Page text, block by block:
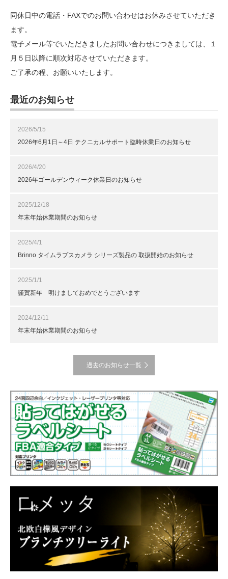
同休日中の電話・FAXでのお問い合わせはお休みさせていただき
ます。
電子メール等でいただきましたお問い合わせにつきましては、１
月５日以降に順次対応させていただきます。
ご了承の程、お願いいたします。
最近のお知らせ
2026/5/15
2026年6月1日～4日 テクニカルサポート臨時休業日のお知らせ
2026/4/20
2026年ゴールデンウィーク休業日のお知らせ
2025/12/18
年末年始休業期間のお知らせ
2025/4/1
Brinno タイムラプスカメラ シリーズ製品の 取扱開始のお知らせ
2025/1/1
謹賀新年 明けましておめでとうございます
2024/12/11
年末年始休業期間のお知らせ
過去のお知らせ一覧